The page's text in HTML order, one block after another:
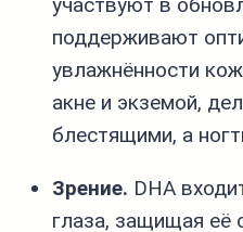
поддерживают
увлажнённости
акне и экземой,
блестящими, а
Зрение. DHA
глаза, защищая её